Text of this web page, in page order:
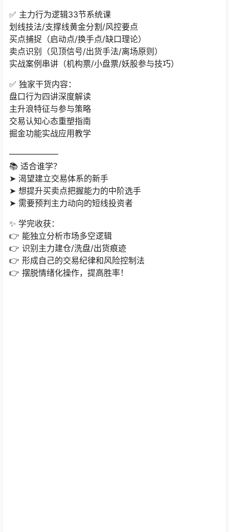
✅ 主力行为逻辑33节系统课
划线技法/支撑线黄金分割/风控要点
买点捕捉（启动点/换手点/缺口理论）
卖点识别（见顶信号/出货手法/离场原则）
实战案例串讲（机构票/小盘票/妖股参与技巧）
✅ 独家干货内容：
盘口行为四讲深度解读
主升浪特征与参与策略
交易认知心态重塑指南
掘金功能实战应用教学
——————
📚 适合谁学？
➤ 渴望建立交易体系的新手
➤ 想提升买卖点把握能力的中阶选手
➤ 需要预判主力动向的短线投资者
✨ 学完收获：
👉 能独立分析市场多空逻辑
👉 识别主力建仓/洗盘/出货痕迹
👉 形成自己的交易纪律和风险控制法
👉 摆脱情绪化操作，提高胜率！